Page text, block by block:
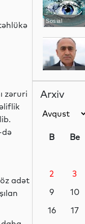
zəruri
adət
Sosial
Sosial
Maraqlı
Arxiv
B Be
2
3
9
10
16
17